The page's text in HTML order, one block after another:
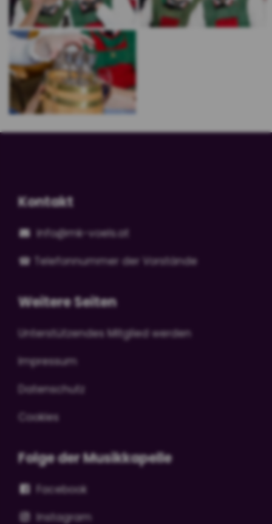
Kontakt
info@mk-voels.at
☎
Telefonnummer der Vorstände
Weitere Seiten
Unterstützendes Mitglied werden
Impressum
Datenschutz
Cookies
Folge der Musikkapelle
Facebook
Instagram